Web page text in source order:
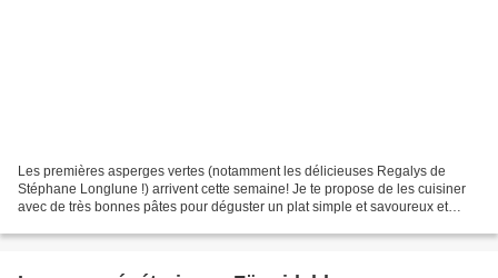
Les premières asperges vertes (notamment les délicieuses Regalys de
Stéphane Longlune !) arrivent cette semaine! Je te propose de les cuisiner
avec de très bonnes pâtes pour déguster un plat simple et savoureux et